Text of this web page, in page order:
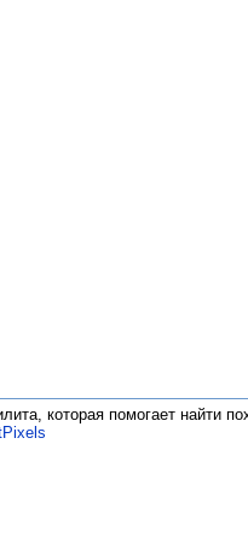
которая помогает найти